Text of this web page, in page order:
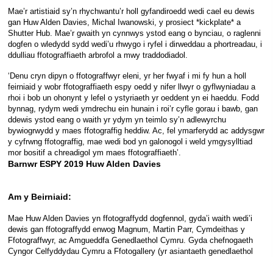
Mae’r artistiaid sy’n rhychwantu’r holl gyfandiroedd wedi cael eu dewis
gan Huw Alden Davies, Michal Iwanowski, y prosiect *kickplate* a
Shutter Hub. Mae’r gwaith yn cynnwys ystod eang o bynciau, o raglenni
dogfen o wledydd sydd wedi’u rhwygo i ryfel i dirweddau a phortreadau, i
ddulliau ffotograffiaeth arbrofol a mwy traddodiadol.
‘Denu cryn dipyn o ffotograffwyr eleni, yr her fwyaf i mi fy hun a holl
feirniaid y wobr ffotograffiaeth espy oedd y nifer llwyr o gyflwyniadau a
rhoi i bob un ohonynt y lefel o ystyriaeth yr oeddent yn ei haeddu. Fodd
bynnag, rydym wedi ymdrechu ein hunain i roi’r cyfle gorau i bawb, gan
ddewis ystod eang o waith yr ydym yn teimlo sy’n adlewyrchu
bywiogrwydd y maes ffotograffig heddiw. Ac, fel ymarferydd ac addysgwr
y cyfrwng ffotograffig, mae wedi bod yn galonogol i weld ymgysylltiad
mor bositif a chreadigol ym maes ffotograffiaeth’.
Barnwr ESPY 2019 Huw Alden Davies
Am y Beirniaid:
Mae Huw Alden Davies yn ffotograffydd dogfennol, gyda’i waith wedi’i
dewis gan ffotograffydd enwog Magnum, Martin Parr, Cymdeithas y
Ffotograffwyr, ac Amgueddfa Genedlaethol Cymru. Gyda chefnogaeth
Cyngor Celfyddydau Cymru a Ffotogallery (yr asiantaeth genedlaethol